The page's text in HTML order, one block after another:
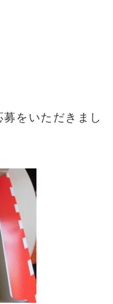
をいただきまし